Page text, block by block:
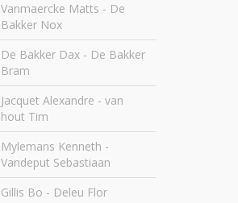
Vanmaercke Matts - De
Bakker Nox
De Bakker Dax - De Bakker
Bram
Jacquet Alexandre - van
hout Tim
Mylemans Kenneth -
Vandeput Sebastiaan
Gillis Bo - Deleu Flor